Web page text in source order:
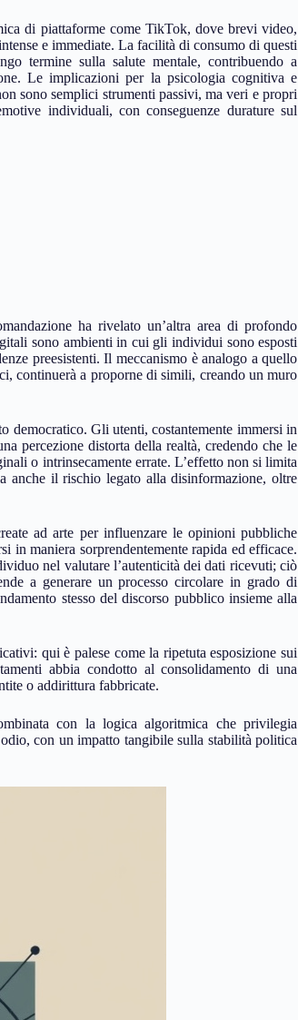
di piattaforme come TikTok, dove brevi video,
e immediate. La facilità di consumo di questi
termine sulla salute mentale, contribuendo a
Le implicazioni per la psicologia cognitiva e
sono semplici strumenti passivi, ma veri e propri
individuali, con conseguenze durature sul
ha rivelato un’altra area di profondo
sono ambienti in cui gli individui sono esposti
preesistenti. Il meccanismo è analogo a quello
continuerà a proporne di simili, creando un muro
democratico. Gli utenti, costantemente immersi in
percezione distorta della realtà, credendo che le
o intrinsecamente errate. L’effetto non si limita
anche il rischio legato alla disinformazione, oltre
ad arte per influenzare le opinioni pubbliche
in maniera sorprendentemente rapida ed efficace.
nel valutare l’autenticità dei dati ricevuti; ciò
a generare un processo circolare in grado di
stesso del discorso pubblico insieme alla
qui è palese come la ripetuta esposizione sui
abbia condotto al consolidamento di una
o addirittura fabbricate.
con la logica algoritmica che privilegia
con un impatto tangibile sulla stabilità politica